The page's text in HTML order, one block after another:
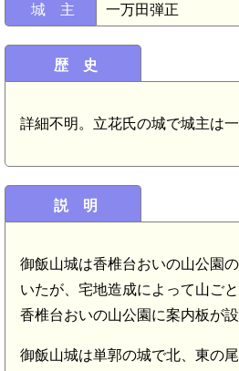
城 主 一万田弾正
歴 史
詳細不明。立花氏の城で城主は一
説 明
御飯山城は香椎台おいの山公園
いたが、宅地造成によって山ご
香椎台おいの山公園に案内板が設
御飯山城は単郭の城で北、東の